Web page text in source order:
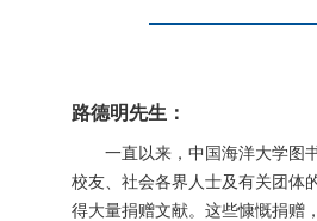
路德明先生：
一直以来，中国海洋大学图
校友、社会各界人士及有关团体
得大量捐赠文献。这些慷慨捐赠